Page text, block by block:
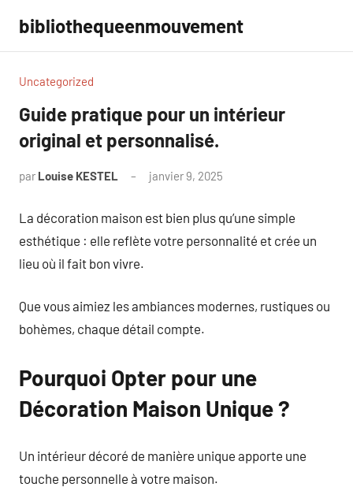
contenu
bibliothequeenmouvement
Uncategorized
Guide pratique pour un intérieur
original et personnalisé.
par Louise KESTEL janvier 9, 2025
La décoration maison est bien plus qu’une simple
esthétique : elle reflète votre personnalité et crée un
lieu où il fait bon vivre.
Que vous aimiez les ambiances modernes, rustiques ou
bohèmes, chaque détail compte.
Pourquoi Opter pour une
Décoration Maison Unique ?
Un intérieur décoré de manière unique apporte une
touche personnelle à votre maison.